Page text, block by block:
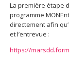
La première étape
programme
directement afin
et l’entrevue :
https://